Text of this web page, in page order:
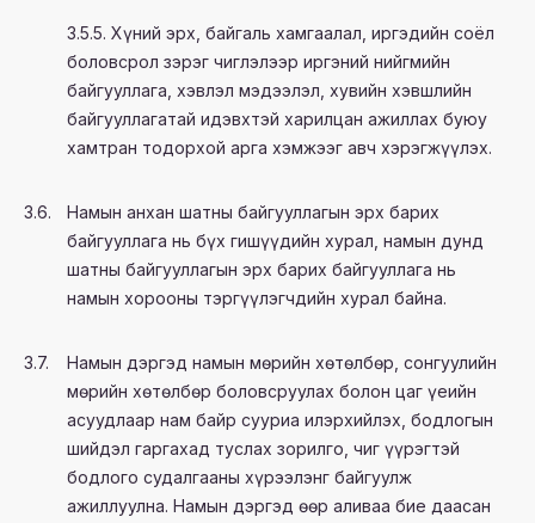
3.5.5. Хүний эрх, байгаль хамгаалал, иргэдийн соёл
боловсрол зэрэг чиглэлээр иргэний нийгмийн
байгууллага, хэвлэл мэдээлэл, хувийн хэвшлийн
байгууллагатай идэвхтэй харилцан ажиллах буюу
хамтран тодорхой арга хэмжээг авч хэрэгжүүлэх.
3.6.
Намын анхан шатны байгууллагын эрх барих
байгууллага нь бүх гишүүдийн хурал, намын дунд
шатны байгууллагын эрх барих байгууллага нь
намын хорооны тэргүүлэгчдийн хурал байна.
3.7.
Намын дэргэд намын мөрийн хөтөлбөр, сонгуулийн
мөрийн хөтөлбөр боловсруулах болон цаг үеийн
асуудлаар нам байр сууриа илэрхийлэх, бодлогын
шийдэл гаргахад туслах зорилго, чиг үүрэгтэй
бодлого судалгааны хүрээлэнг байгуулж
ажиллуулна. Намын дэргэд өөр аливаа бие даасан